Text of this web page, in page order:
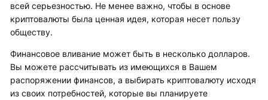
всей серьезностью. Не менее важно, чтобы в основе
криптовалюты была ценная идея, которая несет пользу
обществу.
Финансовое вливание может быть в несколько долларов.
Вы можете рассчитывать из имеющихся в Вашем
распоряжении финансов, а выбирать криптовалюту исходя
из своих потребностей, которые вы планируете